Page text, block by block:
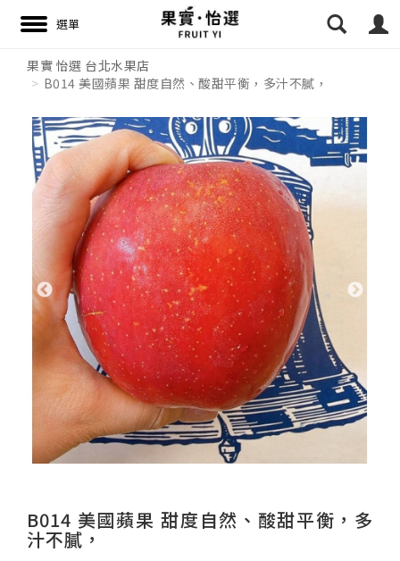
果實 怡選 台北水果店
B014 美國蘋果 甜度自然、酸甜平衡，多汁不膩，
B014 美國蘋果 甜度自然、酸甜平衡，多
汁不膩，